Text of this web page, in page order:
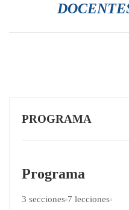
PROGRAMA
Programa
3 secciones 7 lecciones